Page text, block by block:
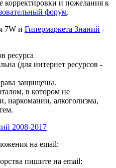
корректировки и пожелания к
форум.
7W и Гипермаркета Знаний -
ресурса
(для интернет ресурсов -
защищены.
в котором не
наркомании, алкоголизма,
2008-2017
на email:
пишите на email: